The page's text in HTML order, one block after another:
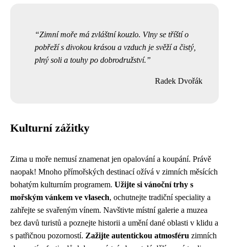
Zimní moře má zvláštní kouzlo. Vlny se tříští o
pobřeží s divokou krásou a vzduch je svěží a čistý,
plný soli a touhy po dobrodružství.
Radek Dvořák
Kulturní zážitky
Zima u moře nemusí znamenat jen opalování a koupání. Právě
naopak! Mnoho přímořských destinací ožívá v zimních měsících
bohatým kulturním programem. Užijte si vánoční trhy s
mořským vánkem ve vlasech, ochutnejte tradiční speciality a
zahřejte se svařeným vínem. Navštivte místní galerie a muzea
bez davů turistů a poznejte historii a umění dané oblasti v klidu a
s patřičnou pozorností. Zažijte autentickou atmosféru zimních